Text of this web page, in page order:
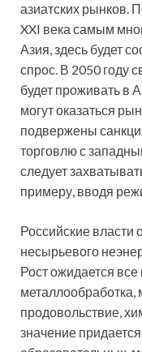
азиатских рынков.
XXI века самым
Азия, здесь будет
спрос. В 2050 году
будет проживать в
могут оказаться
подвержены
торговлю с
следует
примеру, вводя
Российские власти
несырьевого
Рост ожидается все
продовольствие,
значение